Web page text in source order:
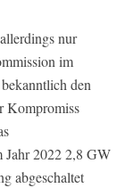
nur
im
den
Kompromiss
Jahr 2022 2,8 GW
abgeschaltet